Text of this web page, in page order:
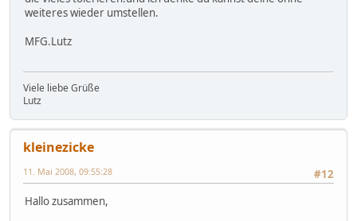
weiteres wieder umstellen.
MFG.Lutz
Viele liebe Grüße
Lutz
kleinezicke
#12
11. Mai 2008, 09:55:28
Hallo zusammen,